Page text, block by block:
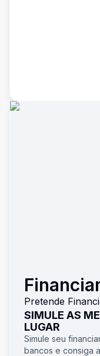
Pretende
SIMULE AS
LUGAR
Simule seu
bancos e consiga